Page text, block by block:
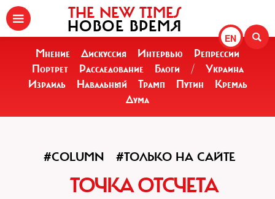
EN
THE NEW TIMES
НОВОЕ ВРЕМЯ
Мнение Дискуссия Интервью
Репрессии
Портрет
Расследование Блоги /
Украина
Израиль
Навальный Трамп Путин
Кремль
Дума
#COLUMN #ТОЛЬКО НА САЙТЕ
ТОЧКА ОТСЧЕТА